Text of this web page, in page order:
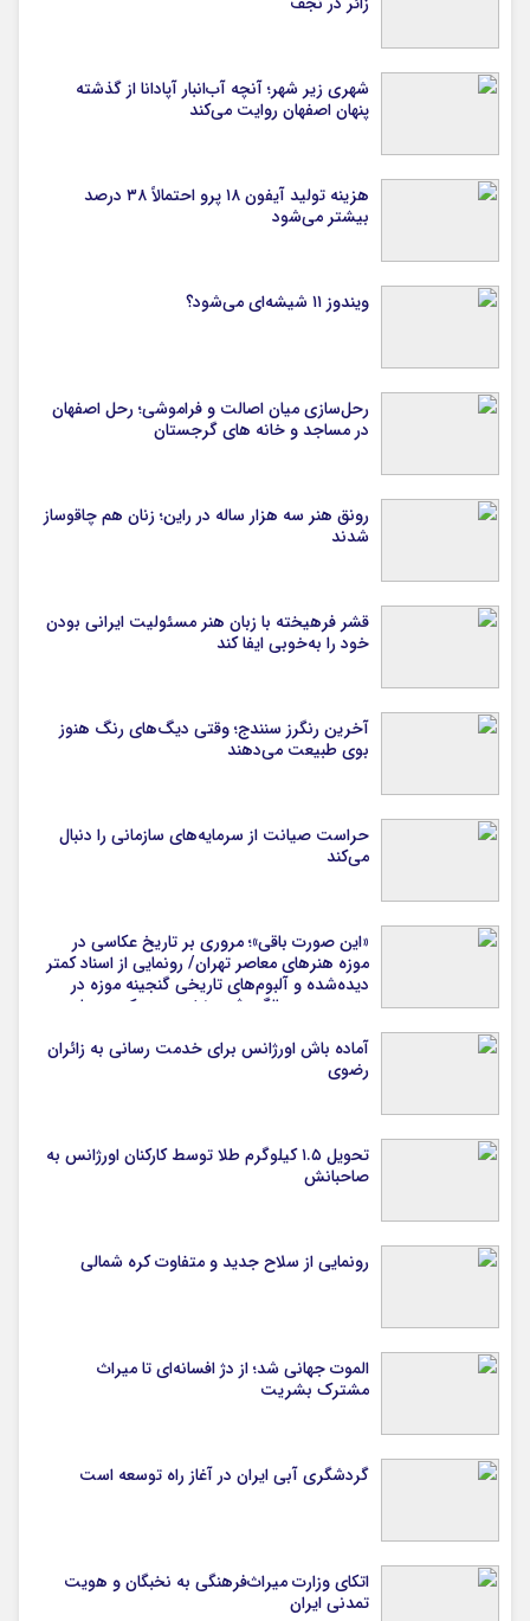
شهری زیر شهر؛ آنچه آب‌انبار آپادانا از گذشته
پنهان اصفهان روایت می‌کند
هزینه تولید آیفون ۱۸ پرو احتمالاً ۳۸ درصد
بیشتر می‌شود
ویندوز ۱۱ شیشه‌ای می‌شود؟
رحل‌سازی میان اصالت و فراموشی؛ رحل اصفهان
در مساجد و خانه های گرجستان
رونق هنر سه هزار ساله در راین؛ زنان هم چاقوساز
شدند
قشر فرهیخته با زبان هنر مسئولیت ایرانی بودن
خود را به‌خوبی ایفا کند
آخرین رنگرز سنندج؛ وقتی دیگ‌های رنگ هنوز
بوی طبیعت می‌دهند
حراست صیانت از سرمایه‌های سازمانی را دنبال
می‌کند
«این صورت باقی»؛ مروری بر تاریخ عکاسی در
موزه هنرهای معاصر تهران/ رونمایی از اسناد کمتر
دیده‌شده و آلبوم‌های تاریخی گنجینه موزه در
دویستمین سالگرد ثبت نخستین عکس جهان
آماده باش اورژانس برای خدمت رسانی به زائران
رضوی
تحویل ۱.۵ کیلوگرم طلا توسط کارکنان اورژانس به
صاحبانش
رونمایی از سلاح جدید و متفاوت کره شمالی
الموت جهانی شد؛ از دژ افسانه‌ای تا میراث
مشترک بشریت
گردشگری آبی ایران در آغاز راه توسعه است
اتکای وزارت میراث‌فرهنگی به نخبگان و هویت
تمدنی ایران